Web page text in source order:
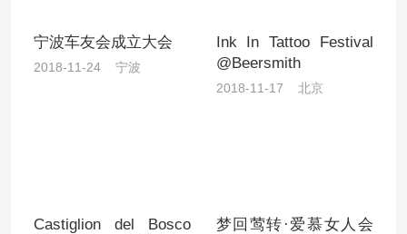
宁波车友会成立大会
2018-11-24 宁波
Ink In Tattoo Festival
@Beersmith
2018-11-17 北京
Castiglion del Bosco
梦回莺转·爱慕女人会